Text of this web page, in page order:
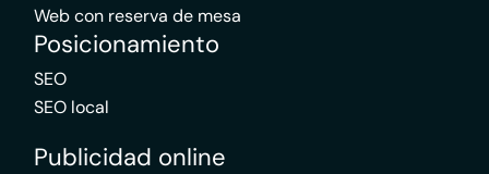
Web con reserva de mesa
Posicionamiento
SEO
SEO local
Publicidad online